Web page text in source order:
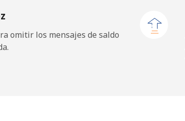
omitir los mensajes de saldo